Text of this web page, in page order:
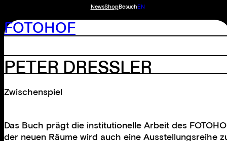
NewsShopBesuchEN
FOTOHOF
PETER DRESSLER
Zwischenspiel
Das Buch prägt die institutionelle Arbeit des
der neuen Räume wird auch eine Ausstellungsreihe